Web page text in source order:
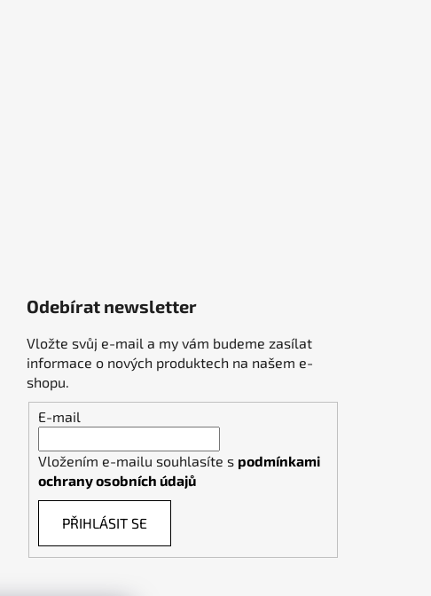
Odebírat newsletter
Vložte svůj e-mail a my vám budeme zasílat
informace o nových produktech na našem e-
shopu.
E-mail
Vložením e-mailu souhlasíte s podmínkami
ochrany osobních údajů
PŘIHLÁSIT SE